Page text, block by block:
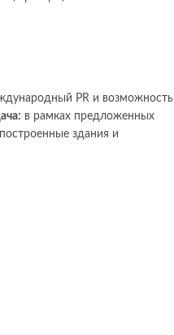
PR и возможность
в рамках предложенных
здания и